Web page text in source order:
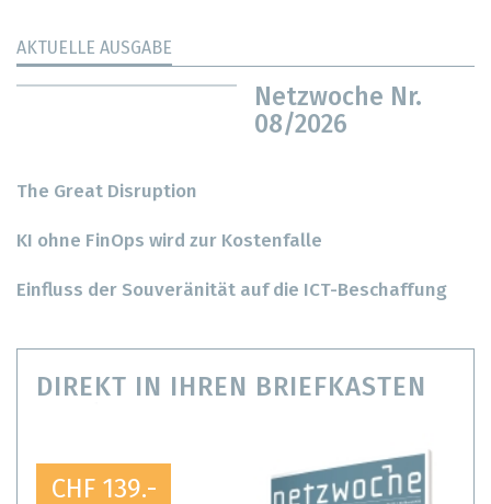
AKTUELLE AUSGABE
Netzwoche Nr.
08/2026
The Great Disruption
KI ohne FinOps wird zur Kostenfalle
Einfluss der Souveränität auf die ICT-Beschaffung
DIREKT IN IHREN BRIEFKASTEN
CHF 139.-